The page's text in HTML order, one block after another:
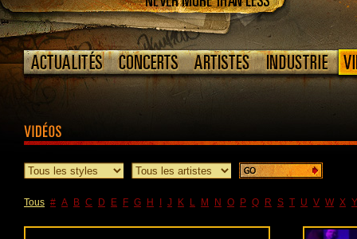
Tous # A B C D E F G H J K L M N O P Q R S T U V W X Y